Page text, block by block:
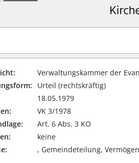
finden Sie in unserer Hilfe.
Verwaltungskammer der
Urteil (rechtskräftig)
18.05.1979
VK 3/1978
Art. 6 Abs. 3 KO
keine
, Gemeindeteilung,